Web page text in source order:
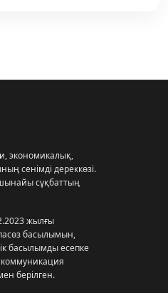
экономикалық,
сенімді дереккөзі.
сұқбаттың
жылғы
басылымын,
басылымды есепке
коммуникация
берілген.